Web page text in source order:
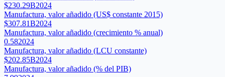
$230.29B2024
Manufactura, valor añadido (US$ constante 2015)
$307.81B2024
Manufactura, valor añadido (crecimiento % anual)
0.582024
Manufactura, valor añadido (LCU constante)
$202.85B2024
Manufactura, valor añadido (% del PIB)